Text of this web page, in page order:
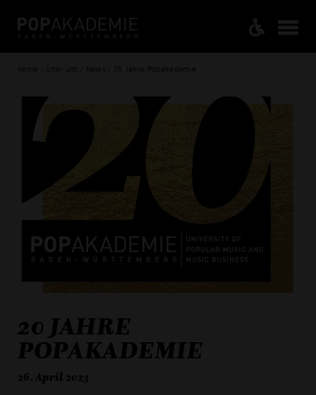
Home / Über uns / News / 20 Jahre Popakademie
20 JAHRE
POPAKADEMIE
26. April 2023